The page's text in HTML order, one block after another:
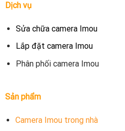
Dịch vụ
Sửa chữa camera Imou
Lắp đặt camera Imou
Phân phối camera Imou
Sản phẩm
Camera Imou trong nhà